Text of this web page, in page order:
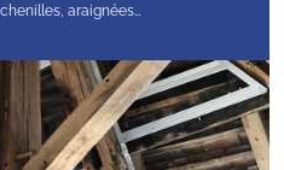
araignées…